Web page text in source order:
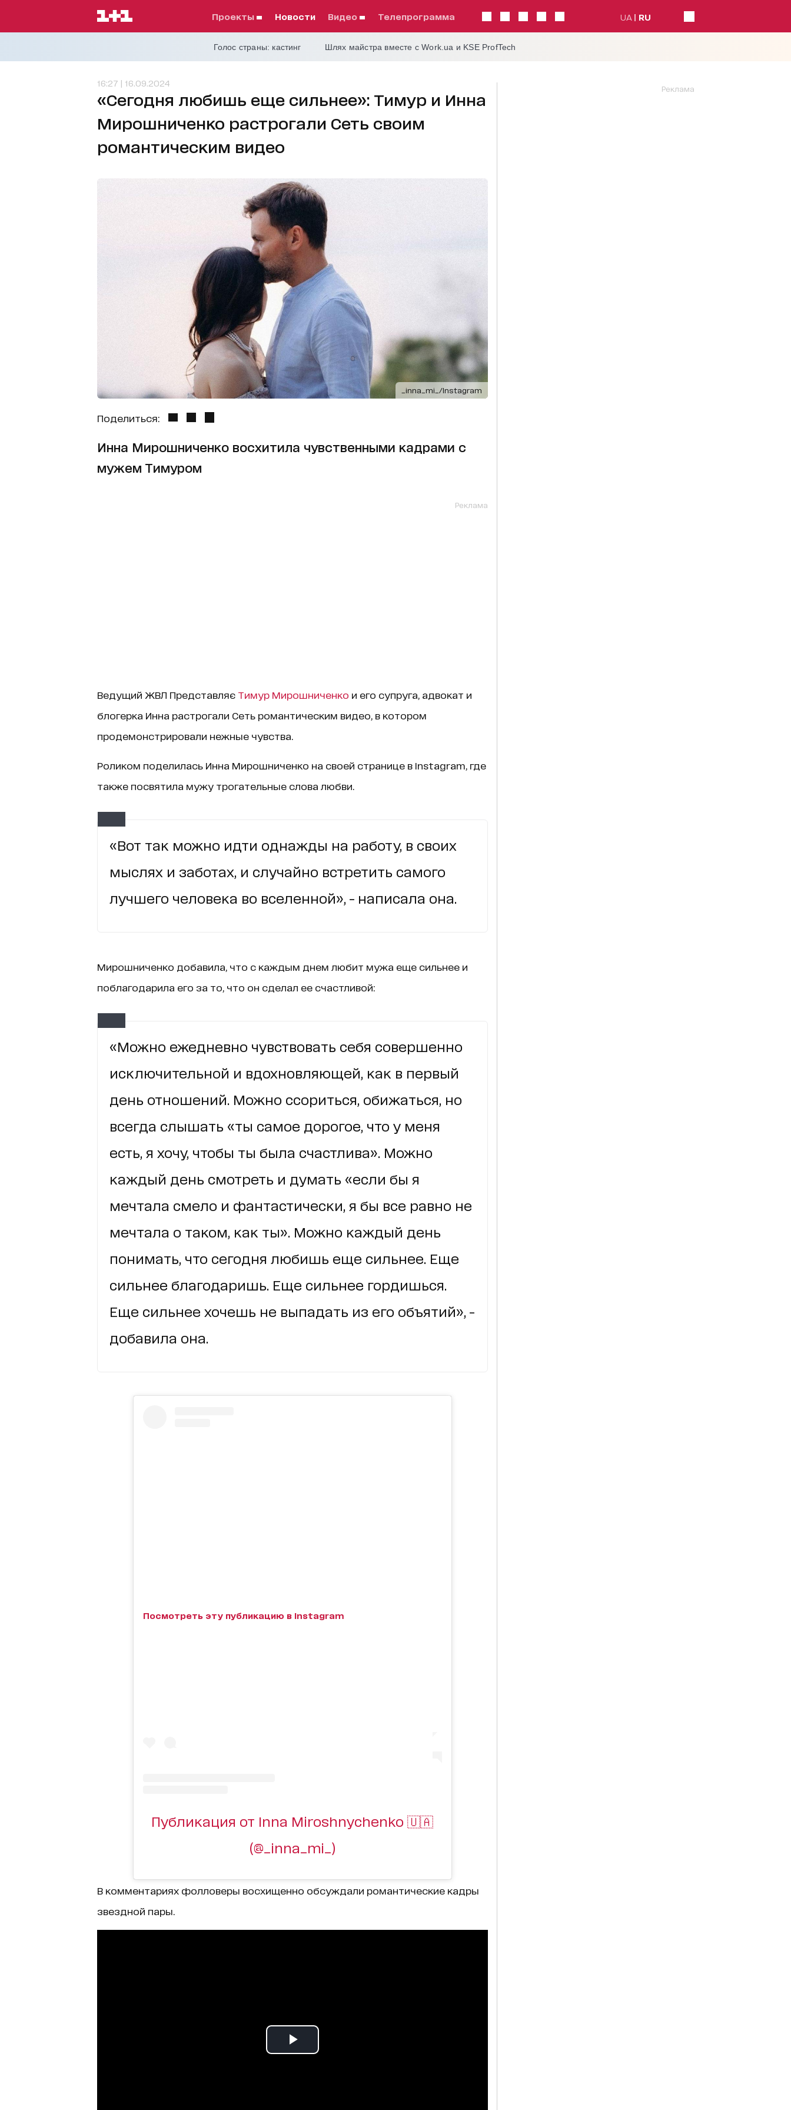
проекты Новости видео телепрограмма UA RU
Голос страны: кастинг Шлях майстра вместе с Work.ua и KSE ProfTech
16:27 | 16.09.2024
«Сегодня любишь еще сильнее»: Тимур и Инна
Мирошниченко растрогали Сеть своим
романтическим видео
_inna_mi_/Instagram
Поделиться:
Инна Мирошниченко восхитила чувственными кадрами с
мужем Тимуром
Реклама
Ведущий ЖВЛ Представляє Тимур Мирошниченко и его супруга, адвокат и
блогерка Инна растрогали Сеть романтическим видео, в котором
продемонстрировали нежные чувства.
Роликом поделилась Инна Мирошниченко на своей странице в Instagram, где
также посвятила мужу трогательные слова любви.
«Вот так можно идти однажды на работу, в своих
мыслях и заботах, и случайно встретить самого
лучшего человека во вселенной», - написала она.
Мирошниченко добавила, что с каждым днем любит мужа еще сильнее и
поблагодарила его за то, что он сделал ее счастливой:
«Можно ежедневно чувствовать себя совершенно
исключительной и вдохновляющей, как в первый
день отношений. Можно ссориться, обижаться, но
всегда слышать «ты самое дорогое, что у меня
есть, я хочу, чтобы ты была счастлива». Можно
каждый день смотреть и думать «если бы я
мечтала смело и фантастически, я бы все равно не
мечтала о таком, как ты». Можно каждый день
понимать, что сегодня любишь еще сильнее. Еще
сильнее благодаришь. Еще сильнее гордишься.
Еще сильнее хочешь не выпадать из его объятий», -
добавила она.
Посмотреть эту публикацию в Instagram
Публикация от Inna Miroshnychenko 🇺🇦
(@_inna_mi_)
В комментариях фолловеры восхищенно обсуждали романтические кадры
звездной пары.
Реклама